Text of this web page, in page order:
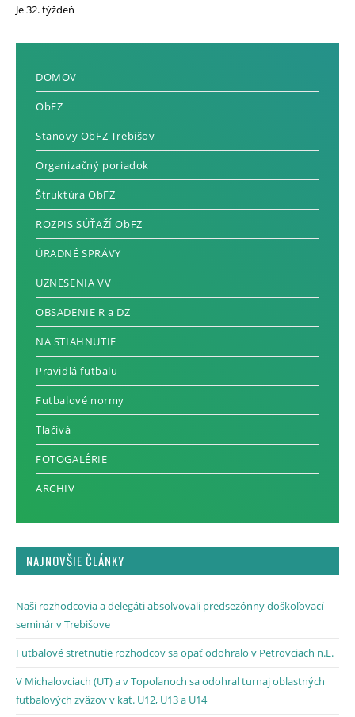
Je 32. týždeň
DOMOV
ObFZ
Stanovy ObFZ Trebišov
Organizačný poriadok
Štruktúra ObFZ
ROZPIS SÚŤAŽÍ ObFZ
ÚRADNÉ SPRÁVY
UZNESENIA VV
OBSADENIE R a DZ
NA STIAHNUTIE
Pravidlá futbalu
Futbalové normy
Tlačivá
FOTOGALÉRIE
ARCHIV
NAJNOVŠIE ČLÁNKY
Naši rozhodcovia a delegáti absolvovali predsezónny doškoľovací
seminár v Trebišove
Futbalové stretnutie rozhodcov sa opäť odohralo v Petrovciach n.L.
V Michalovciach (UT) a v Topoľanoch sa odohral turnaj oblastných
futbalových zväzov v kat. U12, U13 a U14